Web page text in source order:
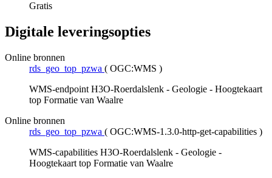
Gratis
Digitale leveringsopties
Online bronnen
rds_geo_top_pzwa ( OGC:WMS )
WMS-endpoint H3O-Roerdalslenk - Geologie - Hoogtekaart
top Formatie van Waalre
Online bronnen
rds_geo_top_pzwa ( OGC:WMS-1.3.0-http-get-capabilities )
WMS-capabilities H3O-Roerdalslenk - Geologie -
Hoogtekaart top Formatie van Waalre